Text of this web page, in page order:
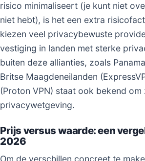
risico minimaliseert (je kunt niet
niet hebt), is het een extra
kiezen veel privacybewuste
vestiging in landen met sterke
buiten deze allianties, zoals
Britse Maagdeneilanden
(Proton VPN) staat ook bekend
privacywetgeving.
Prijs versus waarde: een
2026
Om de verschillen concreet te